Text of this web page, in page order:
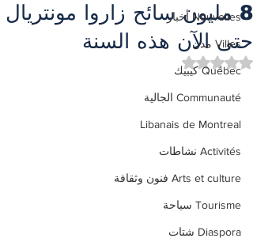
Nouvelles أخبار
Villes مدن
Québec كيبيك
Communauté الجالية
Libanais de Montreal
Activités نشاطات
Arts et culture فنون وثقافة
Tourisme سياحة
Diaspora شتات
8 مليون سائح زاروا مونتريال
حتى الآن هذه السنة
تم التقييم بـ ليس رقمًا من أصل 5 نجوم.